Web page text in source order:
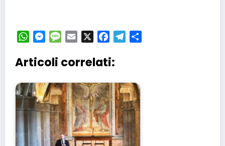
WhatsApp
Messenger
Message
Email FacebookTelegram
Articoli correlati: